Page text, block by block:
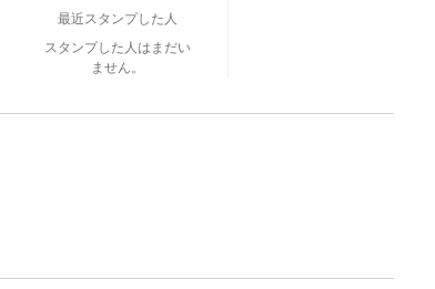
最近スタンプした人
スタンプした人はまだい
ません。